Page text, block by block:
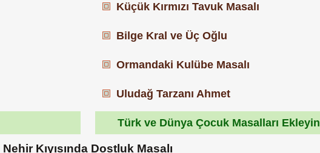
Küçük Kırmızı Tavuk Masalı
Bilge Kral ve Üç Oğlu
Ormandaki Kulübe Masalı
Uludağ Tarzanı Ahmet
Türk ve Dünya Çocuk Masalları Ekleyin
Nehir Kıyısında Dostluk Masalı